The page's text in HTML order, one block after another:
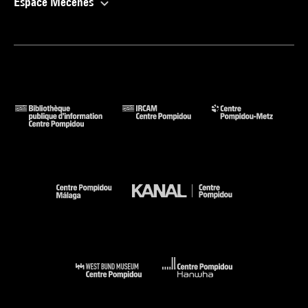
septembre 2013 - 5 janvier 2014 (sous la dir. de Jean-Michel
Voir la notice sur le portail de la Bibliothèque Kandinsky
The Collection, Masterpieces of the Centre Pompidou in
Málaga : Málaga, El Cubo, 28 mars 2015-30 mars 2017. -
Voir la notice sur le portail de la Bibliothèque Kandinsky
Köln : Wienand Verlag, 2019 (cit. p. 11, 158 et reprod. coul. p.
159) . N° isbn 978-3-86832-518-8